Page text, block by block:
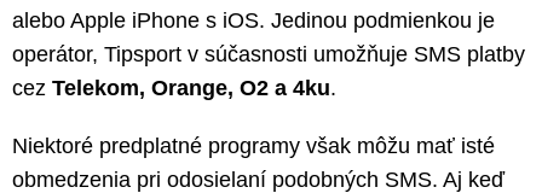
alebo Apple iPhone s iOS. Jedinou podmienkou je
operátor, Tipsport v súčasnosti umožňuje SMS platby
cez Telekom, Orange, O2 a 4ku.
Niektoré predplatné programy však môžu mať isté
obmedzenia pri odosielaní podobných SMS. Aj keď